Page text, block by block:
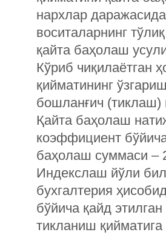
нархлар
воситаларнинг
қайта баҳолаш
Кўриб чиқилаётган
қийматининг
бошланғич (тиклаш)
Қайта баҳолаш
коэффициент
баҳолаш суммаси –
Индекслаш йўли
бухгалтерия
бўйича қайд
тикланиш